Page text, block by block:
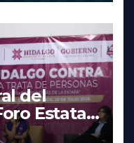
del
Estatal